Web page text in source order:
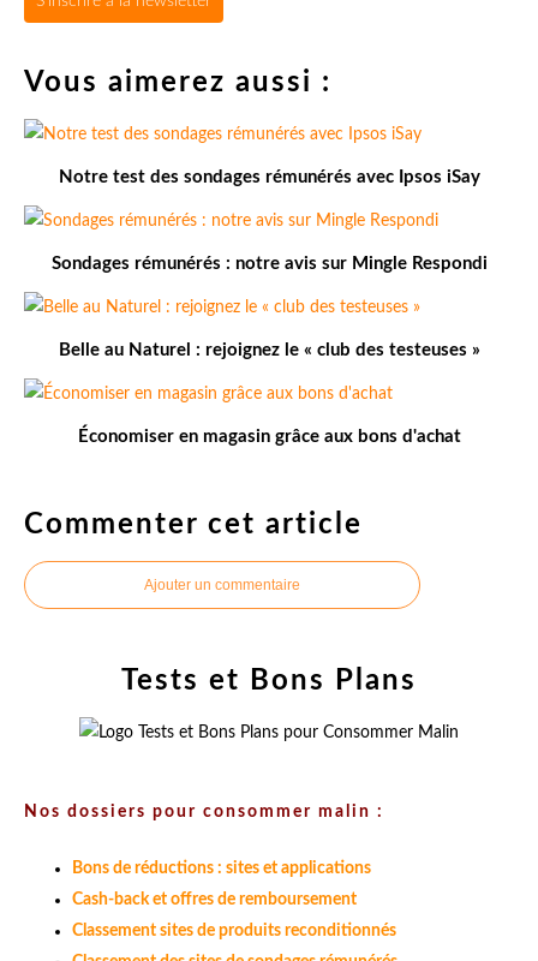
Vous aimerez aussi :
Notre test des sondages rémunérés avec Ipsos iSay
Sondages rémunérés : notre avis sur Mingle Respondi
Belle au Naturel : rejoignez le « club des testeuses »
Économiser en magasin grâce aux bons d'achat
Commenter cet article
Ajouter un commentaire
Tests et Bons Plans
Nos dossiers pour consommer malin :
Bons de réductions : sites et applications
Cash-back et offres de remboursement
Classement sites de produits reconditionnés